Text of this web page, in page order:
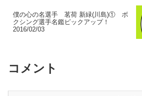
僕の心の名選手 茗荷 新緑(川島)① ボ
クシング選手名鑑ピックアップ！
2016/02/03
コメント